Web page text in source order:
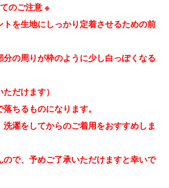
のご注意 ※
を生地にしっかり定着させるための前
の周りが枠のように少し白っぽくなる
だけます）
ちるものになります。
濯をしてからのご着用をおすすめしま
で、予めご了承いただけますと幸いで